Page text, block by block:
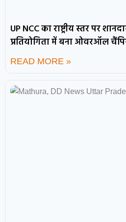
UP NCC का राष्ट्रीय स्तर पर
प्रतियोगिता में बना ओवरऑल
READ MORE »